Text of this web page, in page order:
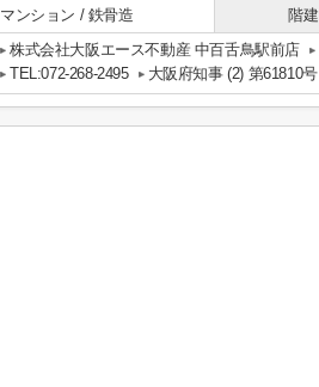
マンション / 鉄骨造 階建
株式会社大阪エース不動産 中百舌鳥駅前店
TEL:072-268-2495
大阪府知事 (2) 第61810号